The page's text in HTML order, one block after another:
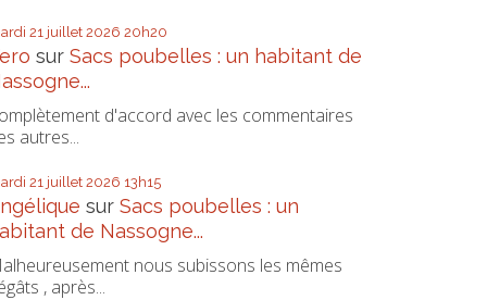
21 juillet 2026 20h20
surSacs poubelles : un habitant de
d'accord avec les commentaires
autres...
21 juillet 2026 13h15
surSacs poubelles : un
de Nassogne...
nous subissons les mêmes
, après...